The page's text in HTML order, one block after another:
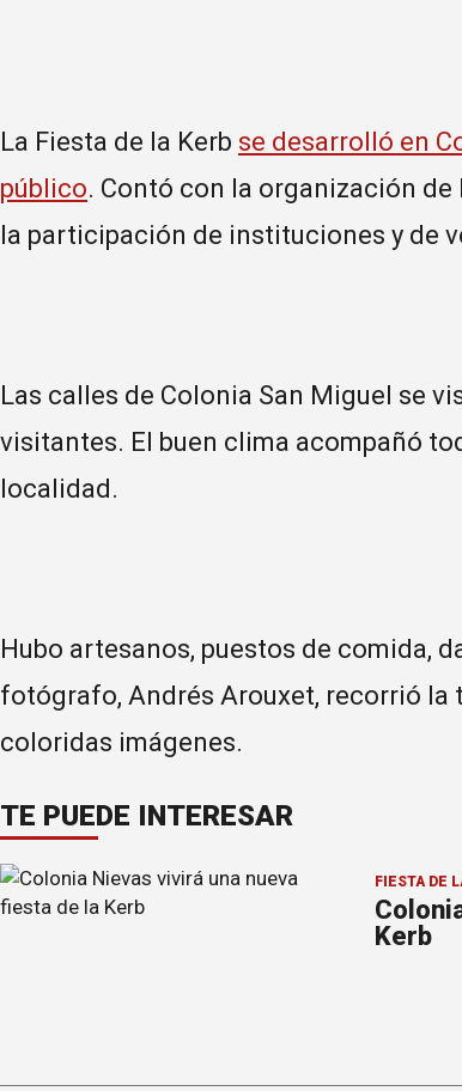
La Fiesta de la Kerb se desarrolló en
público. Contó con la organización
la participación de instituciones y de
Las calles de Colonia San Miguel se
visitantes. El buen clima acompañó
localidad.
Hubo artesanos, puestos de comida,
fotógrafo, Andrés Arouxet, recorrió
coloridas imágenes.
TE PUEDE INTERESAR
FIESTA DE
Kerb